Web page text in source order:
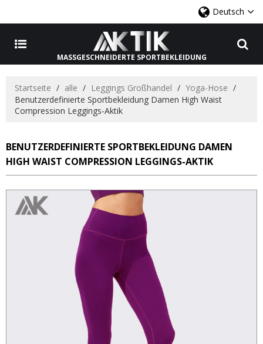
Deutsch
MASSGESCHNEIDERTE SPORTBEKLEIDUNG
Startseite / alle / Leggings Großhandel / Yoga-Hose /
Benutzerdefinierte Sportbekleidung Damen High Waist
Compression Leggings-Aktik
BENUTZERDEFINIERTE SPORTBEKLEIDUNG DAMEN
HIGH WAIST COMPRESSION LEGGINGS-AKTIK